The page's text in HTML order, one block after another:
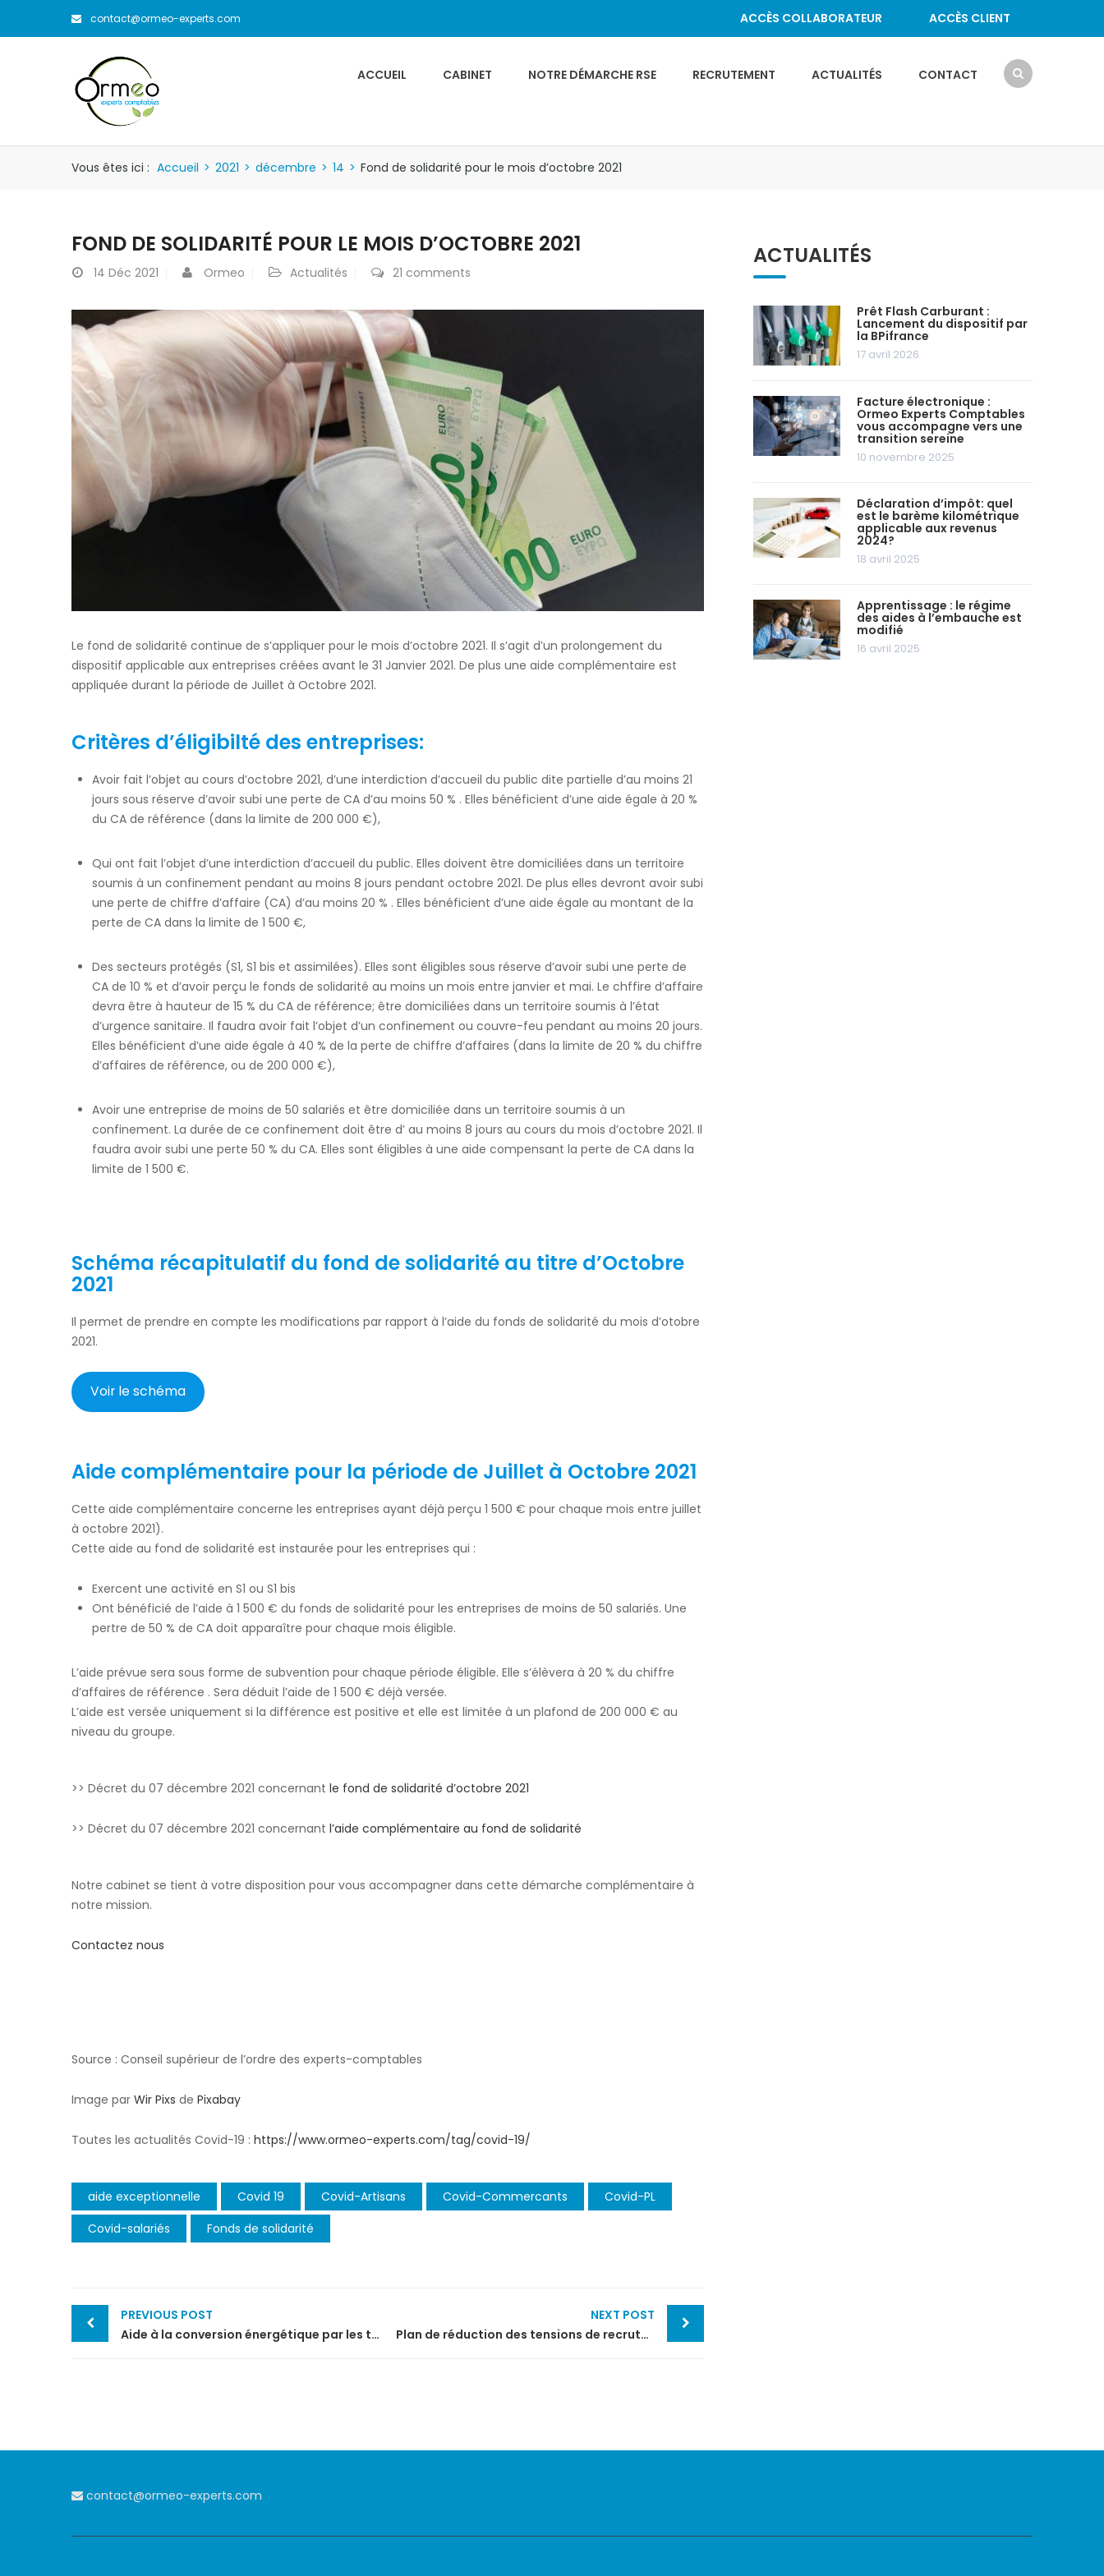
contact@ormeo-experts.com ACCÈS COLLABORATEUR ACCÈS CLIENT
ACCUEIL CABINET NOTRE DÉMARCHE RSE RECRUTEMENT ACTUALITÉS CONTACT
Vous êtes ici : Accueil > 2021 > décembre > 14 > Fond de solidarité pour le mois d’octobre 2021
FOND DE SOLIDARITÉ POUR LE MOIS D’OCTOBRE 2021
14 Déc 2021 Ormeo Actualités 21 comments
Le fond de solidarité continue de s’appliquer pour le mois d’octobre 2021. Il s’agit d’un prolongement du
dispositif applicable aux entreprises créées avant le 31 Janvier 2021. De plus une aide complémentaire est
appliquée durant la période de Juillet à Octobre 2021.
Critères d’éligibilté des entreprises:
Avoir fait l’objet au cours d’octobre 2021, d’une interdiction d’accueil du public dite partielle d’au moins 21
jours sous réserve d’avoir subi une perte de CA d’au moins 50 % . Elles bénéficient d’une aide égale à 20 %
du CA de référence (dans la limite de 200 000 €),
Qui ont fait l’objet d’une interdiction d’accueil du public. Elles doivent être domiciliées dans un territoire
soumis à un confinement pendant au moins 8 jours pendant octobre 2021. De plus elles devront avoir subi
une perte de chiffre d’affaire (CA) d’au moins 20 % . Elles bénéficient d’une aide égale au montant de la
perte de CA dans la limite de 1 500 €,
Des secteurs protégés (S1, S1 bis et assimilées). Elles sont éligibles sous réserve d’avoir subi une perte de
CA de 10 % et d’avoir perçu le fonds de solidarité au moins un mois entre janvier et mai. Le chffire d’affaire
devra être à hauteur de 15 % du CA de référence; être domiciliées dans un territoire soumis à l’état
d’urgence sanitaire. Il faudra avoir fait l’objet d’un confinement ou couvre-feu pendant au moins 20 jours.
Elles bénéficient d’une aide égale à 40 % de la perte de chiffre d’affaires (dans la limite de 20 % du chiffre
d’affaires de référence, ou de 200 000 €),
Avoir une entreprise de moins de 50 salariés et être domiciliée dans un territoire soumis à un
confinement. La durée de ce confinement doit être d’ au moins 8 jours au cours du mois d’octobre 2021. Il
faudra avoir subi une perte 50 % du CA. Elles sont éligibles à une aide compensant la perte de CA dans la
limite de 1 500 €.
Schéma récapitulatif du fond de solidarité au titre d’Octobre
2021
Il permet de prendre en compte les modifications par rapport à l’aide du fonds de solidarité du mois d’otobre
2021.
Voir le schéma
Aide complémentaire pour la période de Juillet à Octobre 2021
Cette aide complémentaire concerne les entreprises ayant déjà perçu 1 500 € pour chaque mois entre juillet
à octobre 2021).
Cette aide au fond de solidarité est instaurée pour les entreprises qui :
Exercent une activité en S1 ou S1 bis
Ont bénéficié de l’aide à 1 500 € du fonds de solidarité pour les entreprises de moins de 50 salariés. Une
pertre de 50 % de CA doit apparaître pour chaque mois éligible.
L’aide prévue sera sous forme de subvention pour chaque période éligible. Elle s’élèvera à 20 % du chiffre
d’affaires de référence . Sera déduit l’aide de 1 500 € déjà versée.
L’aide est versée uniquement si la différence est positive et elle est limitée à un plafond de 200 000 € au
niveau du groupe.
>> Décret du 07 décembre 2021 concernant le fond de solidarité d’octobre 2021
>> Décret du 07 décembre 2021 concernant l’aide complémentaire au fond de solidarité
Notre cabinet se tient à votre disposition pour vous accompagner dans cette démarche complémentaire à
notre mission.
Contactez nous
Source : Conseil supérieur de l’ordre des experts-comptables
Image par Wir Pixs de Pixabay
Toutes les actualités Covid-19 : https://www.ormeo-experts.com/tag/covid-19/
aide exceptionnelle Covid 19 Covid-Artisans Covid-Commercants
Covid-PL
Covid-salariés
Fonds de solidarité
Post
navigation
PREVIOUS POST
Aide à la conversion énergétique par les taxis
NEXT POST
Plan de réduction des tensions de recrutement
ACTUALITÉS
Prêt Flash Carburant :
Lancement du dispositif par
la BPifrance
17 avril 2026
Facture électronique :
Ormeo Experts Comptables
vous accompagne vers une
transition sereine
10 novembre 2025
Déclaration d’impôt: quel
est le barème kilométrique
applicable aux revenus
2024?
18 avril 2025
Apprentissage : le régime
des aides à l’embauche est
modifié
16 avril 2025
contact@ormeo-experts.com